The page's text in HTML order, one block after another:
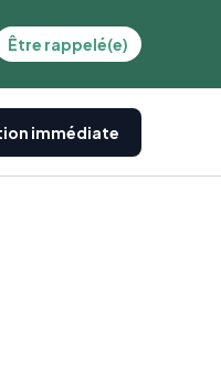
Être rappelé(e)
immédiate